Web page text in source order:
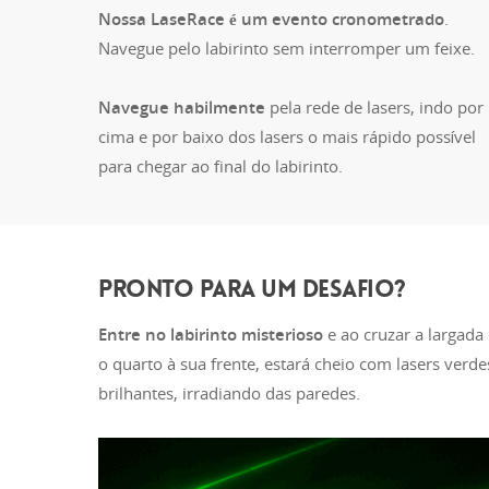
Nossa LaseRace é um evento cronometrado.
Navegue pelo labirinto sem interromper um feixe.
Navegue habilmente pela rede de lasers, indo por
cima e por baixo dos lasers o mais rápido possível
para chegar ao final do labirinto.
PRONTO PARA UM DESAFIO?
Entre no labirinto misterioso e ao cruzar a largada
o quarto à sua frente, estará cheio com lasers
brilhantes, irradiando das paredes.